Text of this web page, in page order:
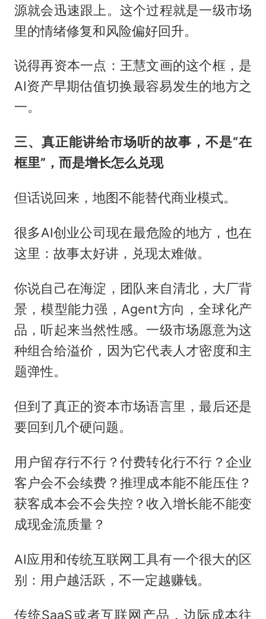
源就会迅速跟上。这个过程就是一级市场
里的情绪修复和风险偏好回升。
说得再资本一点：王慧文画的这个框，是
AI资产早期估值切换最容易发生的地方之
一。
三、真正能讲给市场听的故事，不是“在
框里”，而是增长怎么兑现
但话说回来，地图不能替代商业模式。
很多AI创业公司现在最危险的地方，也在
这里：故事太好讲，兑现太难做。
你说自己在海淀，团队来自清北，大厂背
景，模型能力强，Agent方向，全球化产
品，听起来当然性感。一级市场愿意为这
种组合给溢价，因为它代表人才密度和主
题弹性。
但到了真正的资本市场语言里，最后还是
要回到几个硬问题。
用户留存行不行？付费转化行不行？企业
客户会不会续费？推理成本能不能压住？
获客成本会不会失控？收入增长能不能变
成现金流质量？
AI应用和传统互联网工具有一个很大的区
别：用户越活跃，不一定越赚钱。
传统SaaS或者互联网产品，边际成本往